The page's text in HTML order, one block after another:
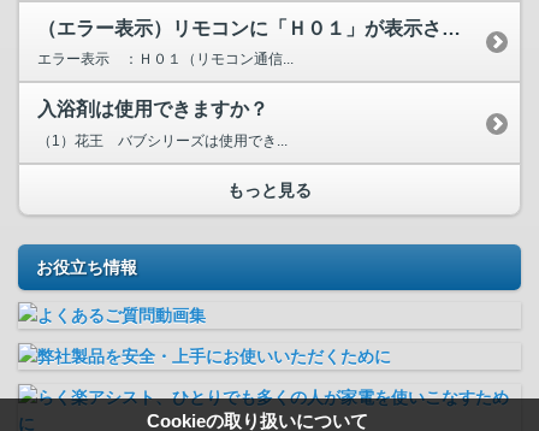
Cookieの取り扱いについて
（エラー表示）リモコンに「Ｈ０１」が表示されています。
エラー表示 ：Ｈ０１（リモコン通信...
入浴剤は使用できますか？
（1）花王 バブシリーズは使用でき...
もっと見る
お役立ち情報